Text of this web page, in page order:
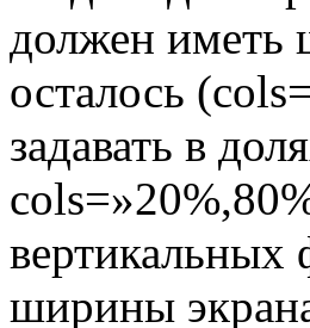
должен иметь
осталось
задавать в
ширины